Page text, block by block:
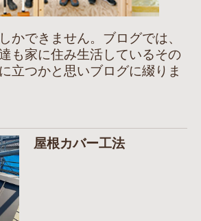
かできません。ブログでは、
も家に住み生活しているその
立つかと思いブログに綴りま
屋根カバー工法